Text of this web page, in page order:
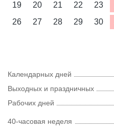
19
20 21 22 23
26
27 28 29 30
Календарных дней
Выходных и праздничных
Рабочих дней
40-часовая неделя